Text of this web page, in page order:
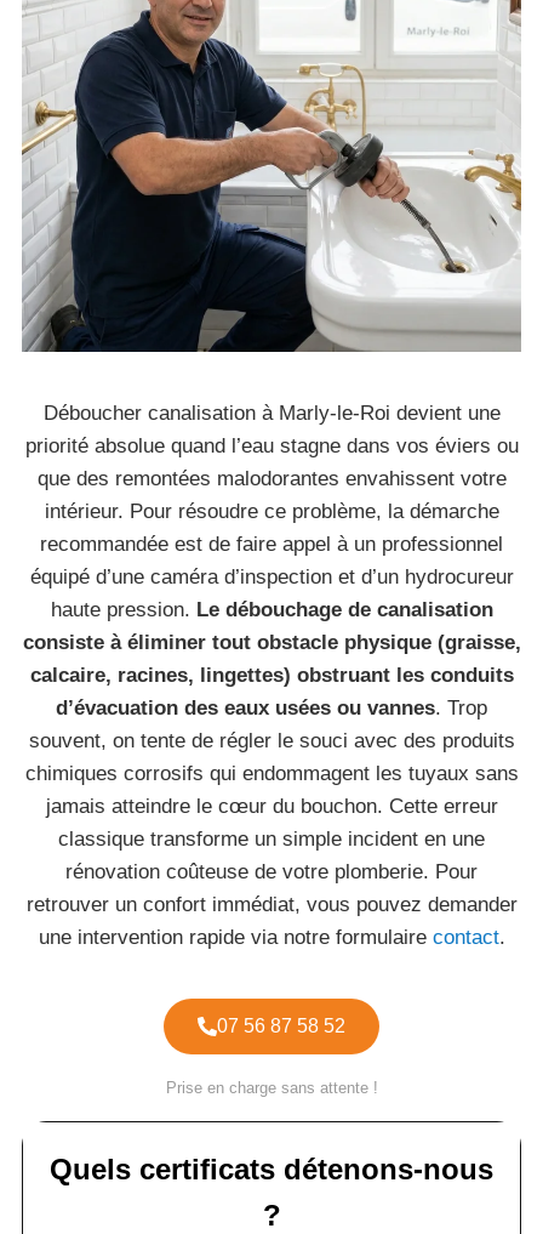
Déboucher canalisation à Marly-le-Roi devient une
priorité absolue quand l’eau stagne dans vos éviers ou
que des remontées malodorantes envahissent votre
intérieur. Pour résoudre ce problème, la démarche
recommandée est de faire appel à un professionnel
équipé d’une caméra d’inspection et d’un hydrocureur
haute pression. Le débouchage de canalisation
consiste à éliminer tout obstacle physique (graisse,
calcaire, racines, lingettes) obstruant les conduits
d’évacuation des eaux usées ou vannes. Trop
souvent, on tente de régler le souci avec des produits
chimiques corrosifs qui endommagent les tuyaux sans
jamais atteindre le cœur du bouchon. Cette erreur
classique transforme un simple incident en une
rénovation coûteuse de votre plomberie. Pour
retrouver un confort immédiat, vous pouvez demander
une intervention rapide via notre formulaire contact.
07 56 87 58 52
Prise en charge sans attente !
Quels certificats détenons-nous
?